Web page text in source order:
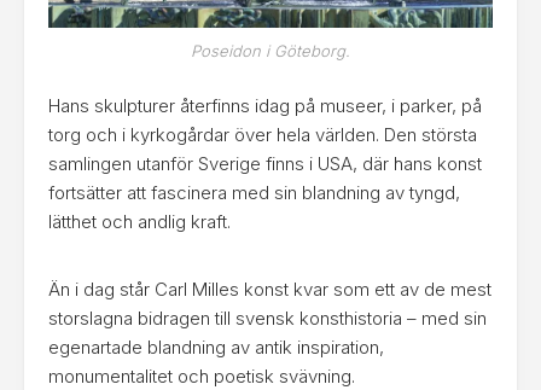
Poseidon i Göteborg.
Hans skulpturer återfinns idag på museer, i parker, på
torg och i kyrkogårdar över hela världen. Den största
samlingen utanför Sverige finns i USA, där hans konst
fortsätter att fascinera med sin blandning av tyngd,
lätthet och andlig kraft.
Än i dag står Carl Milles konst kvar som ett av de mest
storslagna bidragen till svensk konsthistoria – med sin
egenartade blandning av antik inspiration,
monumentalitet och poetisk svävning.